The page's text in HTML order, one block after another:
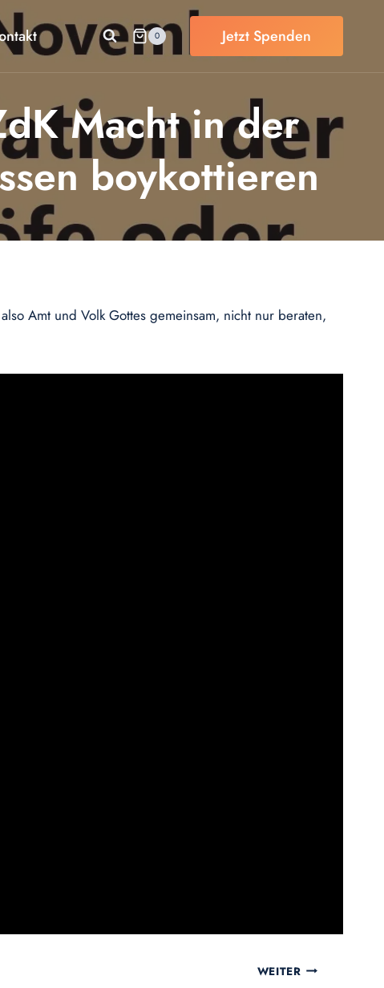
0 Jetzt Spenden
Macht in der
boykottieren
Amt und Volk Gottes gemeinsam, nicht nur beraten,
WEITER